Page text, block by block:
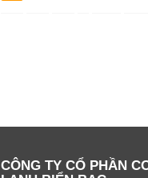
CÔNG TY CỔ PHẦN